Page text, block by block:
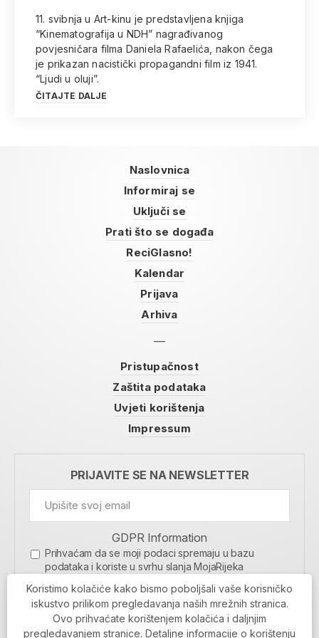
11. svibnja u Art-kinu je predstavljena knjiga
“Kinematografija u NDH” nagrađivanog
povjesničara filma Daniela Rafaelića, nakon čega
je prikazan nacistički propagandni film iz 1941.
“Ljudi u oluji”.
ČITAJTE DALJE
Naslovnica
Informiraj se
Uključi se
Prati što se događa
ReciGlasno!
Kalendar
Prijava
Arhiva
Pristupačnost
Zaštita podataka
Uvjeti korištenja
Impressum
PRIJAVITE SE NA NEWSLETTER
GDPR Information
Prihvaćam da se moji podaci spremaju u bazu
podataka i koriste u svrhu slanja MojaRijeka
MOJARIJEKA NEWSLETTER
PRIJAVI SE
Koristimo kolačiće kako bismo poboljšali vaše korisničko
iskustvo prilikom pregledavanja naših mrežnih stranica.
Ovo prihvaćate korištenjem kolačića i daljnjim
pregledavanjem stranice. Detaljne informacije o korištenju